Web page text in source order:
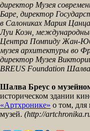
директор Музея
Баре, директор
в Салониках Мария
Луи Коэн,
Центра Помпиду Жан-
музея архитектуры во
директор Музея
BREUS Foundation
Шалва Бреус о
историческом здании
«Артхронике» о том, для
музей. (http://